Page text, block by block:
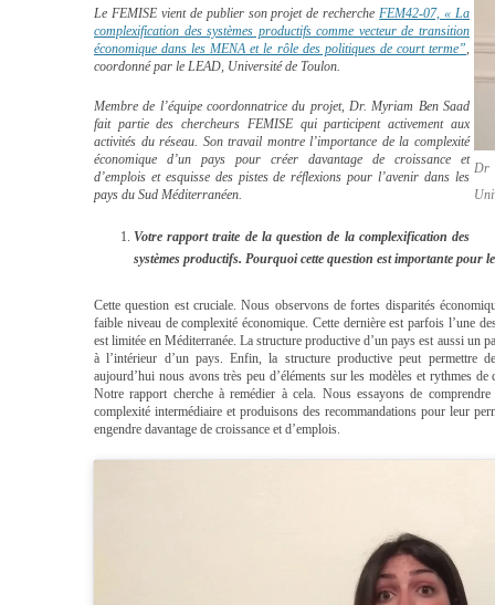
Dr
Le FEMISE vient de publier son projet de rechercheFEM42-07, « La
complexification des systèmes productifs comme vecteur de transition
économique dans les MENA et le rôle des politiques de court terme”,
coordonné par le LEAD, Université de Toulon.
Membre de l’équipe coordonnatrice du projet, Dr. Myriam Ben Saad
fait partie des chercheurs FEMISE qui participent activement aux
activités du réseau. Son travail montre l’importance de la complexité
économique d’un pays pour créer davantage de croissance et
d’emplois et esquisse des pistes de réflexions pour l’avenir dans les
pays du Sud Méditerranéen.
Votre rapport traite de la question de la complexification des
systèmes productifs. Pourquoi cette question est importante pour
Cette question est cruciale. Nous observons de fortes disparités
faible niveau de complexité économique. Cette dernière est parfois l’une
est limitée en Méditerranée. La structure productive d’un pays est aussi un
à l’intérieur d’un pays. Enfin, la structure productive peut permettre
aujourd’hui nous avons très peu d’éléments sur les modèles et rythmes
Notre rapport cherche à remédier à cela. Nous essayons de
complexité intermédiaire et produisons des recommandations pour leur
engendre davantage de croissance et d’emplois.